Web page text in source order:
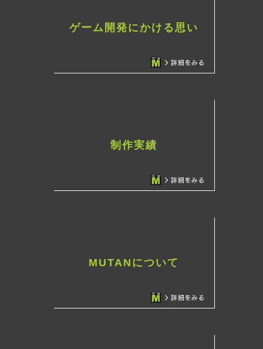
ゲーム開発にかける思い
制作実績
MUTANについて